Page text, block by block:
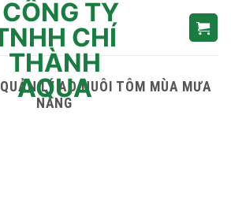
QUẢN LÝ AO NUÔI TÔM MÙA MƯA
NẮNG